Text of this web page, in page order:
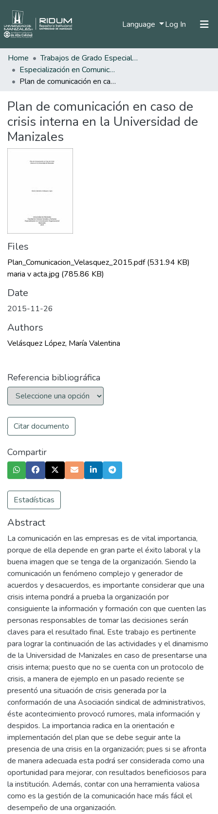
Language Log In (current)
Statistics
Home
Trabajos de Grado Especializaciones
Especialización en Comunicación Organizacional
Plan de comunicación en caso de crisis interna en la Universidad de Manizales
Plan de comunicación en caso de
crisis interna en la Universidad de
Manizales
Files
Plan_Comunicacion_Velasquez_2015.pdf(531.94 KB)
maria v acta.jpg (785.86 KB)
Date
2015-11-26
Authors
Velásquez López, María Valentina
Referencia bibliográfica
Citar documento
Compartir
Estadísticas
Abstract
La comunicación en las empresas es de vital importancia,
porque de ella depende en gran parte el éxito laboral y la
buena imagen que se tenga de la organización. Siendo la
comunicación un fenómeno complejo y generador de
acuerdos y desacuerdos, es importante considerar que una
crisis interna pondrá a prueba la organización por
consiguiente la información y formación con que cuenten las
personas responsables de tomar las decisiones serán
claves para el resultado final. Este trabajo es pertinente
para lograr la continuación de las actividades y el dinamismo
de la Universidad de Manizales en caso de presentarse una
crisis interna; puesto que no se cuenta con un protocolo de
crisis, a manera de ejemplo en un pasado reciente se
presentó una situación de crisis generada por la
conformación de una Asociación sindical de administrativos,
éste acontecimiento provocó rumores, mala información y
despidos. La importancia radica en la orientación e
implementación del plan que se debe seguir ante la
presencia de una crisis en la organización; pues si se afronta
de manera adecuada esta podrá ser considerada como una
oportunidad para mejorar, con resultados beneficiosos para
la institución. Además, contar con una herramienta valiosa
como es la gestión de la comunicación hace más fácil el
desempeño de una organización.